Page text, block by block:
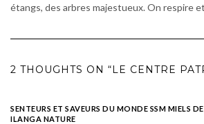
étangs, des arbres majestueux. On respire
2 THOUGHTS ON “LE CENTRE
SENTEURS ET SAVEURS DU MONDE SSM MIELS
ILANGA NATURE